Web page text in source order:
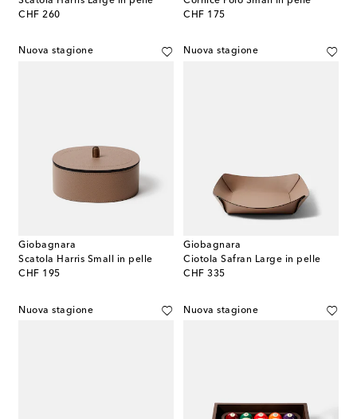
CHF 260
original price
CHF 175
original price
Nuova stagione
Giobagnara
Scatola Harris Small in pelle
CHF 195
original price
Nuova stagione
Giobagnara
Ciotola Safran Large in pelle
CHF 335
original price
Nuova stagione Nuova stagione